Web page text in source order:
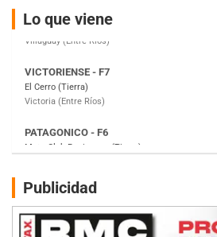
entradas
Lo que viene
El Cerro (Tierra)
Victoria (Entre Ríos)
Moto Club Reginense (Tierra)
Gral. E. Godoy (Río Negro)
Juventud Unida (Tierra)
Humboldt (Santa Fe)
NORESTE SANTAFESINO - F6
Ciudad de Avellaneda (Asfalto)
Avellaneda (Santa Fe)
Publicidad